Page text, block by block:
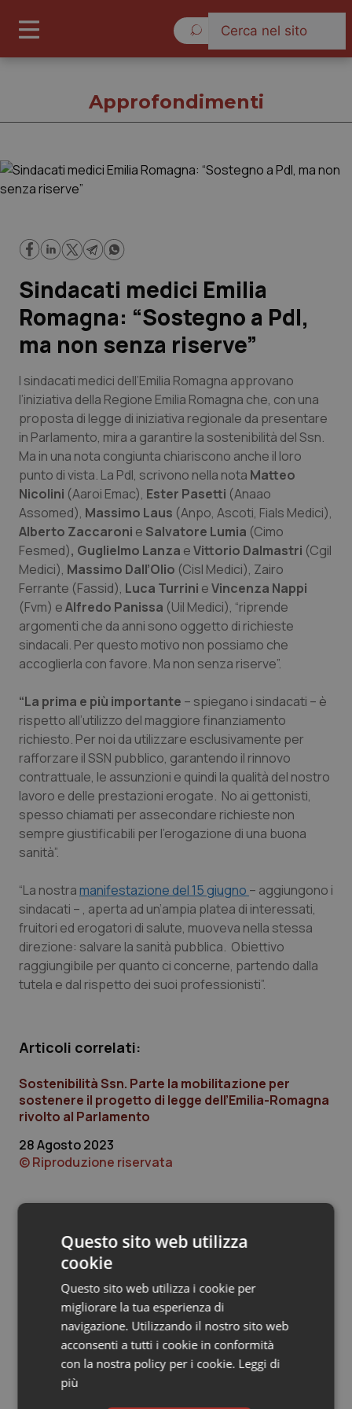
Governo e Parlamento
Regioni e Asl
Lavoro e Professioni
Scienza e Farmaci
Studi e Analisi
Lettere al direttore
Edizioni Regionali
QS Pro
Professionisti Sanitari.AI
Abruzzo
Basilicata
Calabria
Campania
Emilia-Romagna
Friuli Venezia Giulia
Liguria
Lombardia
Molise
Piemonte
Provincia Autonoma di Bolzano
Provincia Autonoma di Trento
Puglia
Sardegna
Sicilia
Toscana
Umbria
QS Pro Gold
Artrite & artrosi
Asma & BPCO
Car-T
Colesterolo & coronaropatie
Dermatite Atopica
Disturbi dell’umore
Dolore
Epatiti
HIV
Infezioni & Febbre
Ipertensione & Scompenso
Malattie rare
Malattia di Crohn & Rettocolite Ulcerosa
Neuroscienze & patologie neurodegenerative
Obesità
Oftalmologia
QS Club Newsletter
Approfondimenti
Sindacati medici Emilia
Romagna: “Sostegno a Pdl,
ma non senza riserve”
I sindacati medici dell’Emilia Romagna approvano
l’iniziativa della Regione Emilia Romagna che, con una
proposta di legge di iniziativa regionale da presentare
in Parlamento, mira a garantire la sostenibilità del Ssn.
Ma in una nota congiunta chiariscono anche il loro
punto di vista. La Pdl, scrivono nella nota Matteo
Nicolini (Aaroi Emac), Ester Pasetti (Anaao
Assomed), Massimo Laus (Anpo, Ascoti, Fials Medici),
Alberto Zaccaroni e Salvatore Lumia (Cimo
Fesmed), Guglielmo Lanza eVittorio Dalmastri (Cgil
Medici), Massimo Dall’Olio (Cisl Medici), Zairo
Ferrante (Fassid), Luca Turrini eVincenza Nappi
(Fvm) eAlfredo Panissa (Uil Medici), “riprende
argomenti che da anni sono oggetto di richieste
sindacali. Per questo motivo non possiamo che
accoglierla con favore. Ma non senza riserve”.
“La prima e più importante – spiegano i sindacati – è
rispetto all’utilizzo del maggiore finanziamento
richiesto. Per noi da utilizzare esclusivamente per
rafforzare il SSN pubblico, garantendo il rinnovo
contrattuale, le assunzioni e quindi la qualità del nostro
lavoro e delle prestazioni erogate. No ai gettonisti,
spesso chiamati per assecondare richieste non
sempre giustificabili per l’erogazione di una buona
sanità”.
“La nostramanifestazione del 15 giugno – aggiungono i
sindacati – , aperta ad un’ampia platea di interessati,
fruitori ed erogatori di salute, muoveva nella stessa
direzione: salvare la sanità pubblica. Obiettivo
raggiungibile per quanto ci concerne, partendo dalla
tutela e dal rispetto dei suoi professionisti”.
Articoli correlati:
Sostenibilità Ssn. Parte la mobilitazione per
sostenere il progetto di legge dell’Emilia-Romagna
rivolto al Parlamento
28 Agosto 2023
© Riproduzione riservata
Ultime analisi e review da QS Pro
Gold
Cloud sanitario: infrastrutture,
compliance, GDPR e Risk management
Gestione dell'Ipertensione resistente:
Questo sito web utilizza
cookie
Questo sito web utilizza i cookie per
migliorare la tua esperienza di
navigazione. Utilizzando il nostro sito web
acconsenti a tutti i cookie in conformità
con la nostra policy per i cookie. Leggi di
più